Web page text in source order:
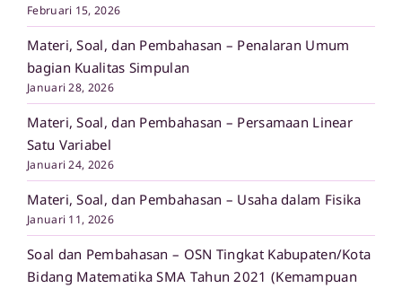
Februari 15, 2026
Materi, Soal, dan Pembahasan – Penalaran Umum
bagian Kualitas Simpulan
Januari 28, 2026
Materi, Soal, dan Pembahasan – Persamaan Linear
Satu Variabel
Januari 24, 2026
Materi, Soal, dan Pembahasan – Usaha dalam Fisika
Januari 11, 2026
Soal dan Pembahasan – OSN Tingkat Kabupaten/Kota
Bidang Matematika SMA Tahun 2021 (Kemampuan